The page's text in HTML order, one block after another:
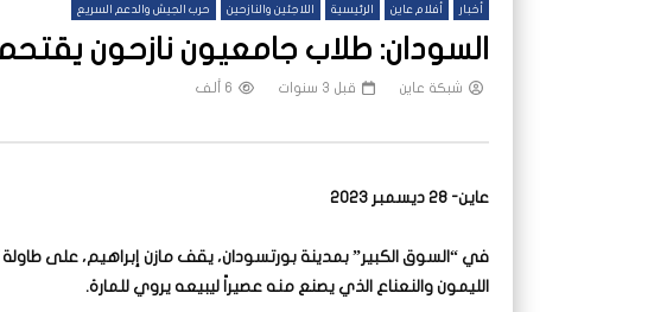
شاهد لاحقاً
تشظى النظام المصرفي في حرب السودان؟
أخبار أفلام عاين الرئيسية اللاجئين والنازحين حرب الجيش والدعم السريع
السودان: طلاب جامعيون نازحون
شبكة عاين قبل 3 سنوات 6 ألف
عاين- 28 ديسمبر 2023
في “السوق الكبير” بمدينة بورتسودان، يقف مازن إبراهيم، على
الليمون والنعناع الذي يصنع منه عصيراً ليبيعه يروي للمارة.